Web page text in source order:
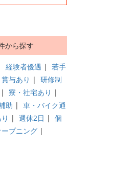
ら探す
経験者優遇 | 若手
賞与あり | 研修制
寮・社宅あり |
助 | 車・バイク通
| 週休2日 | 個
ープニング|